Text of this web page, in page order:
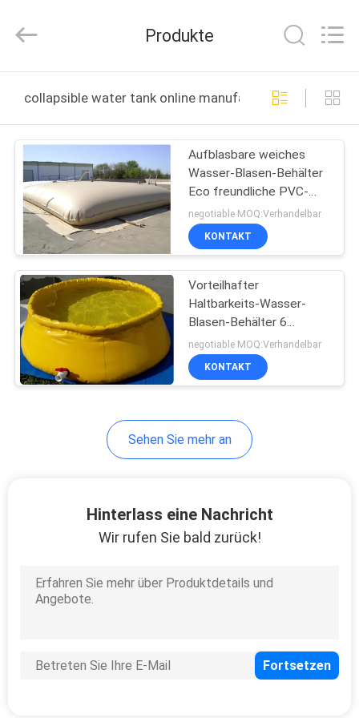
PRODUKTE
VIDEOS
ÜBER
UNS
FABRIK-
TOUR
QUALITÄTSKONTROLLE
KONTAKTIERE
NACHRICHTEN
FÄLLE
PRIVACY
LTD..
Reserved.
Produkte
collapsible water tank online manufacture
Aufblasbare weiches
Wasser-Blasen-Behälter
Eco freundliche PVC-
Materialien ISO9001
bescheinigt
negotiable MOQ:Verhandelbar
KONTAKT
Vorteilhafter
Haltbarkeits-Wasser-
Blasen-Behälter 6
Monate Garantie-für
Storaging-Flüssigkeit
negotiable MOQ:Verhandelbar
KONTAKT
Sehen Sie mehr an
Hinterlass eine Nachricht
Wir rufen Sie bald zurück!